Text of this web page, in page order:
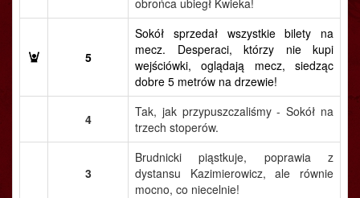
obrońca ubiegł Kwieka!
5
Sokół sprzedał wszystkie bilety na
mecz. Desperaci, którzy nie kupi
wejściówki, oglądają mecz, siedząc
dobre 5 metrów na drzewie!
4
Tak, jak przypuszczaliśmy - Sokół na
trzech stoperów.
3
Brudnicki piąstkuje, poprawia z
dystansu Kazimierowicz, ale równie
mocno, co niecelnie!